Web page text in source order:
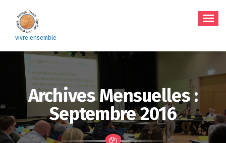
contenu
vivre ensemble
Archives Mensuelles :
Septembre 2016